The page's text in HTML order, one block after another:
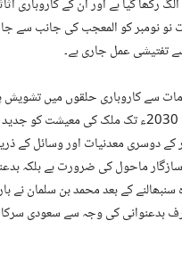
رکھا گیا ہے اور ان کے کاروباری
نو نومبر کو المعجب کی جانب سے
سے کاروباری حلقوں میں تشویش
دوسری معدنیات اور وسائل کے
ماحول کی ضرورت ہے بلکہ
سنبھالنے کے بعد محمد بن سلمان